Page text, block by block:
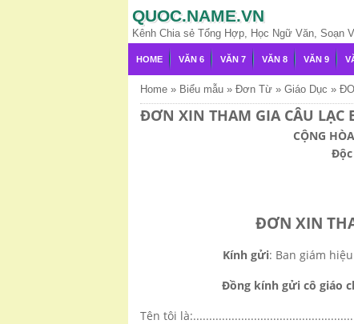
QUOC.NAME.VN
Kênh Chia sẻ Tổng Hợp, Học Ngữ Văn, Soạn
HOME VĂN 6 VĂN 7 VĂN 8 VĂN 9
Home » Biểu mẫu » Đơn Từ » Giáo Dục »
ĐƠN XIN THAM GIA CÂU LẠC
CỘNG
ĐƠN XIN
Kính gửi: Ban giám
Đồng kính gửi cô giáo
Tên tôi